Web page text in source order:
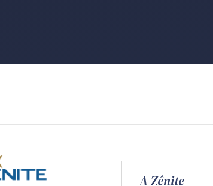
A Zênite